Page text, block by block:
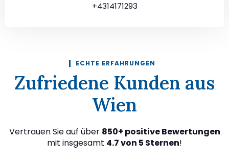
+4314171293
ECHTE ERFAHRUNGEN
Zufriedene Kunden aus
Wien
Vertrauen Sie auf über 850+ positive Bewertungen
mit insgesamt 4.7 von 5 Sternen!